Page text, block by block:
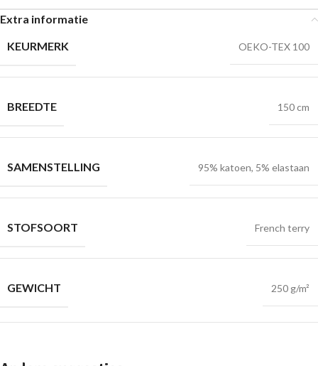
Extra informatie
KEURMERK
OEKO-TEX 100
BREEDTE 150 cm
SAMENSTELLING 95% katoen, 5% elastaan
STOFSOORT French terry
GEWICHT 250 g/m²